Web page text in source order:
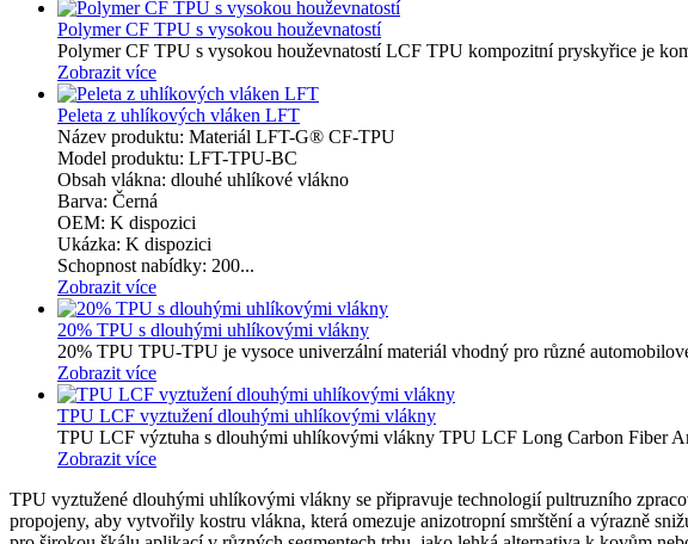
Polymer CF TPU s vysokou houževnatostí
Polymer CF TPU s vysokou houževnatostí LCF TPU kompozitní pryskyřice je
Zobrazit více
Peleta z uhlíkových vláken LFT
Název produktu: Materiál LFT-G® CF-TPU
Model produktu: LFT-TPU-BC
Obsah vlákna: dlouhé uhlíkové vlákno
Barva: Černá
OEM: K dispozici
Ukázka: K dispozici
Schopnost nabídky: 200...
Zobrazit více
20% TPU s dlouhými uhlíkovými vlákny
20% TPU TPU-TPU je vysoce univerzální materiál vhodný pro různé
Zobrazit více
TPU LCF vyztužení dlouhými uhlíkovými vlákny
TPU LCF výztuha s dlouhými uhlíkovými vlákny TPU LCF Long Carbon Fiber
Zobrazit více
TPU vyztužené dlouhými uhlíkovými vlákny se připravuje technologií pultruzního
propojeny, aby vytvořily kostru vlákna, která omezuje anizotropní smrštění a výrazně